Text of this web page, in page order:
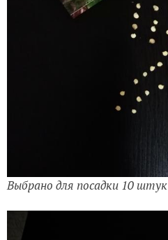
Выбрано для посадки 10 штук